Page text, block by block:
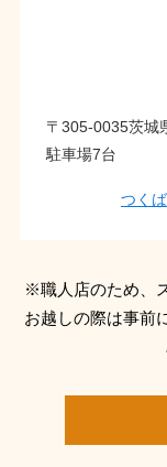
〒305-0035茨城
駐車場7台
つく
※職人店のため、
お越しの際は事前